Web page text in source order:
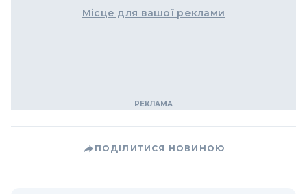
Місце для вашої реклами
ПОДІЛИТИСЯ НОВИНОЮ